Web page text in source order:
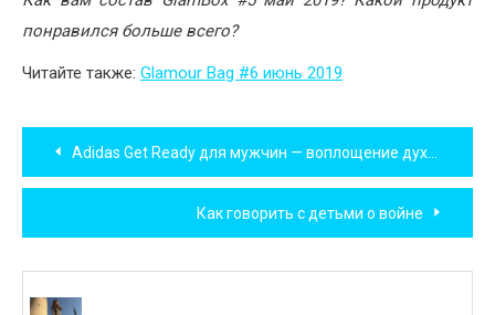
понравился больше всего?
Читайте также: Glamour Bag #6 июнь 2019
Навигация
по
записям
Adidas Get Ready для мужчин — воплощение духа Бразилии.
Как говорить с детьми о войне